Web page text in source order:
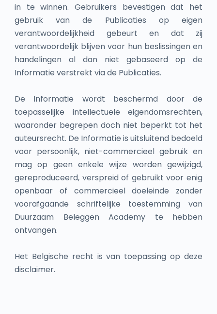
in te winnen. Gebruikers bevestigen dat het
gebruik van de Publicaties op eigen
verantwoordelijkheid gebeurt en dat zij
verantwoordelijk blijven voor hun beslissingen en
handelingen al dan niet gebaseerd op de
Informatie verstrekt via de Publicaties.
De Informatie wordt beschermd door de
toepasselijke intellectuele eigendomsrechten,
waaronder begrepen doch niet beperkt tot het
auteursrecht. De Informatie is uitsluitend bedoeld
voor persoonlijk, niet-commercieel gebruik en
mag op geen enkele wijze worden gewijzigd,
gereproduceerd, verspreid of gebruikt voor enig
openbaar of commercieel doeleinde zonder
voorafgaande schriftelijke toestemming van
Duurzaam Beleggen Academy te hebben
ontvangen.
Het Belgische recht is van toepassing op deze
disclaimer.